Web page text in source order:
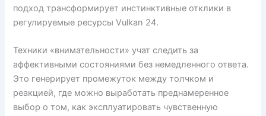
подход трансформирует инстинктивные отклики в
регулируемые ресурсы Vulkan 24.
Техники «внимательности» учат следить за
аффективными состояниями без немедленного ответа.
Это генерирует промежуток между толчком и
реакцией, где можно выработать преднамеренное
выбор о том, как эксплуатировать чувственную